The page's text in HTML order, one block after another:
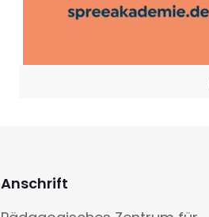
Anschrift